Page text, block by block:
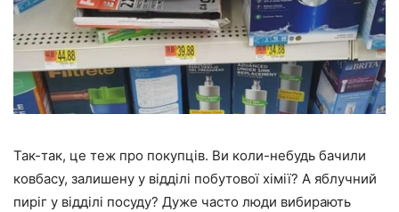
Так-так, це теж про покупців. Ви коли-небудь бачили
ковбасу, залишену у відділі побутової хімії? А яблучний
пиріг у відділі посуду? Дуже часто люди вибирають